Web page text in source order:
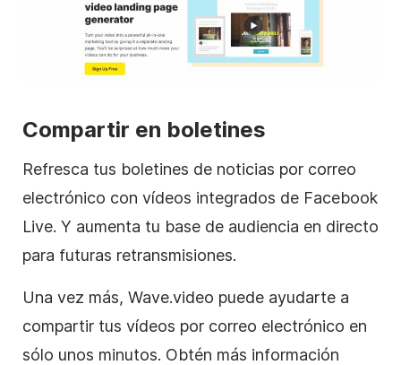
Compartir en boletines
Refresca tus boletines de noticias por correo
electrónico con vídeos integrados de Facebook
Live. Y aumenta tu base de audiencia en directo
para futuras retransmisiones.
Una vez más, Wave.video puede ayudarte a
compartir tus vídeos por correo electrónico en
sólo unos minutos. Obtén más información